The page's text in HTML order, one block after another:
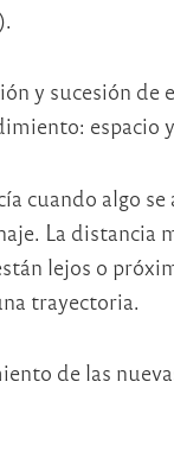
y sucesión de
espacio
cuando algo
La distancia
lejos o
trayectoria.
de las